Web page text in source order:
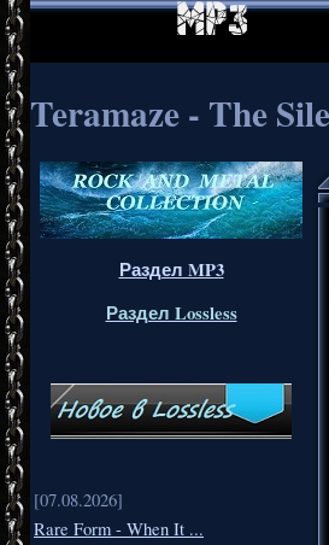
Teramaze - The
Раздел MP3
Раздел Lossless
[07.08.2026]
Rare Form - When It ...